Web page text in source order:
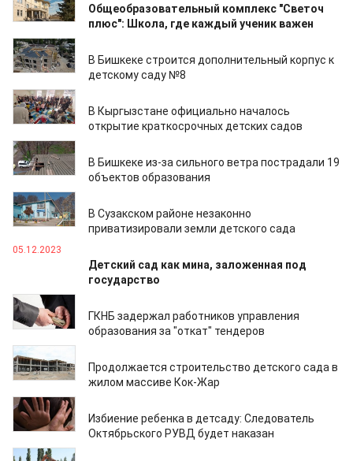
Общеобразовательный комплекс "Светоч
плюс": Школа, где каждый ученик важен
25.05.2024
В Бишкеке строится дополнительный корпус к
детскому саду №8
29.03.2024
В Кыргызстане официально началось
открытие краткосрочных детских садов
28.03.2024
В Бишкеке из-за сильного ветра пострадали 19
объектов образования
13.03.2024
В Сузакском районе незаконно
приватизировали земли детского сада
05.12.2023
Детский сад как мина, заложенная под
государство
14.09.2023
ГКНБ задержал работников управления
образования за "откат" тендеров
28.07.2023
Продолжается строительство детского сада в
жилом массиве Кок-Жар
27.07.2023
Избиение ребенка в детсаду: Следователь
Октябрьского РУВД будет наказан
27.07.2023